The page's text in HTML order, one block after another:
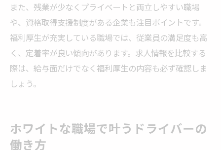
また、残業が少なくプライベートと両立しやすい職場
や、資格取得支援制度がある企業も注目ポイントです。
福利厚生が充実している職場では、従業員の満足度も高
く、定着率が良い傾向があります。求人情報を比較する
際は、給与面だけでなく福利厚生の内容も必ず確認しま
しょう。
ホワイトな職場で叶うドライバーの
働き方